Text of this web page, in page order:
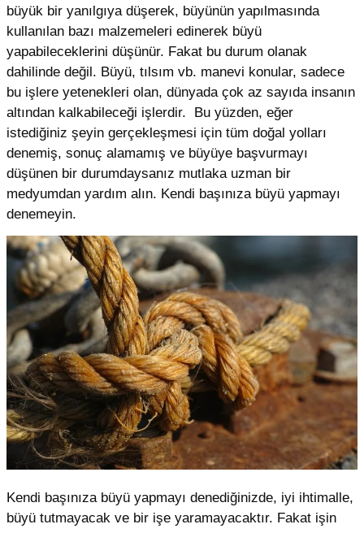
büyük bir yanılgıya düşerek, büyünün yapılmasında
kullanılan bazı malzemeleri edinerek büyü
yapabileceklerini düşünür. Fakat bu durum olanak
dahilinde değil. Büyü, tılsım vb. manevi konular, sadece
bu işlere yetenekleri olan, dünyada çok az sayıda insanın
altından kalkabileceği işlerdir. Bu yüzden, eğer
istediğiniz şeyin gerçekleşmesi için tüm doğal yolları
denemiş, sonuç alamamış ve büyüye başvurmayı
düşünen bir durumdaysanız mutlaka uzman bir
medyumdan yardım alın. Kendi başınıza büyü yapmayı
denemeyin.
Kendi başınıza büyü yapmayı denediğinizde, iyi ihtimalle,
büyü tutmayacak ve bir işe yaramayacaktır. Fakat işin